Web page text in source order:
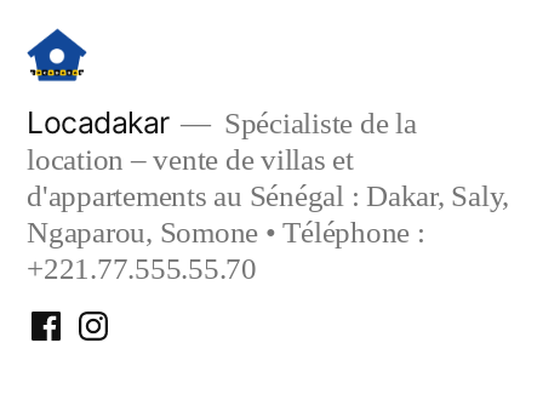
contenu
Locadakar
Spécialiste de la
location – vente de villas et
d'appartements au Sénégal : Dakar, Saly,
Ngaparou, Somone • Téléphone :
+221.77.555.55.70
FacebookInstagram